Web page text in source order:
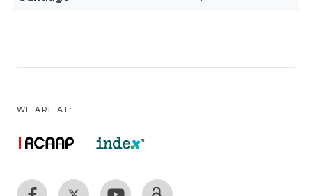
WE ARE AT: